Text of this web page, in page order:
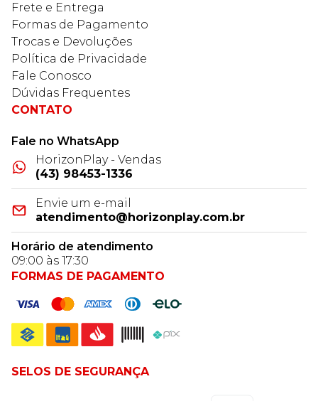
Frete e Entrega
Formas de Pagamento
Trocas e Devoluções
Política de Privacidade
Fale Conosco
Dúvidas Frequentes
CONTATO
Fale no WhatsApp
HorizonPlay - Vendas
(43) 98453-1336
Envie um e-mail
atendimento@horizonplay.com.br
Horário de atendimento
09:00 às 17:30
FORMAS DE PAGAMENTO
SELOS DE SEGURANÇA